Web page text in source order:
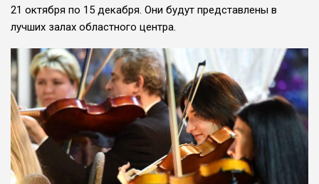
21 октября по 15 декабря. Они будут представлены в
лучших залах областного центра.